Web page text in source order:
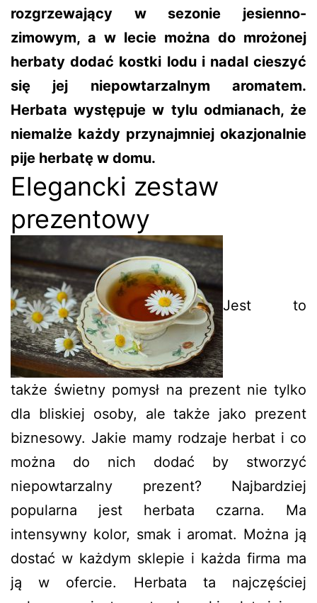
rozgrzewający w sezonie jesienno-
zimowym, a w lecie można do mrożonej
herbaty dodać kostki lodu i nadal cieszyć
się jej niepowtarzalnym aromatem.
Herbata występuje w tylu odmianach, że
niemalże każdy przynajmniej okazjonalnie
pije herbatę w domu.
Elegancki zestaw
prezentowy
Jest to
także świetny pomysł na prezent nie tylko
dla bliskiej osoby, ale także jako prezent
biznesowy. Jakie mamy rodzaje herbat i co
można do nich dodać by stworzyć
niepowtarzalny prezent? Najbardziej
popularna jest herbata czarna. Ma
intensywny kolor, smak i aromat. Można ją
dostać w każdym sklepie i każda firma ma
ją w ofercie. Herbata ta najczęściej